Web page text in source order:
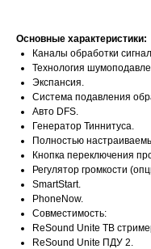
Основные характеристики:
Каналы обработки
Технология
Экспансия.
Система подавления
Авто DFS.
Генератор Тиннитуса.
Полностью
Кнопка переключения
Регулятор громкости
SmartStart.
PhoneNow.
Совместимость:
ReSound Unite ТВ
ReSound Unite ПДУ 2.